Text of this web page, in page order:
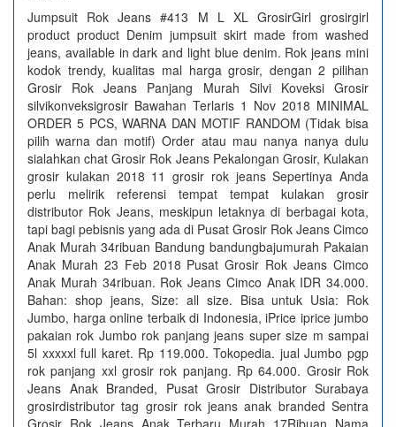
Jumpsuit Rok Jeans #413 M L XL GrosirGirl grosirgirl
product product Denim jumpsuit skirt made from washed
jeans, available in dark and light blue denim. Rok jeans mini
kodok trendy, kualitas mal harga grosir, dengan 2 pilihan
Grosir Rok Jeans Panjang Murah Silvi Koveksi Grosir
silvikonveksigrosir Bawahan Terlaris 1 Nov 2018 MINIMAL
ORDER 5 PCS, WARNA DAN MOTIF RANDOM (Tidak bisa
pilih warna dan motif) Order atau mau nanya nanya dulu
sialahkan chat Grosir Rok Jeans Pekalongan Grosir, Kulakan
grosir kulakan 2018 11 grosir rok jeans Sepertinya Anda
perlu melirik referensi tempat tempat kulakan grosir
distributor Rok Jeans, meskipun letaknya di berbagai kota,
tapi bagi pebisnis yang ada di Pusat Grosir Rok Jeans Cimco
Anak Murah 34ribuan Bandung bandungbajumurah Pakaian
Anak Murah 23 Feb 2018 Pusat Grosir Rok Jeans Cimco
Anak Murah 34ribuan. Rok Jeans Cimco Anak IDR 34.000.
Bahan: shop jeans, Size: all size. Bisa untuk Usia: Rok
Jumbo, harga online terbaik di Indonesia, iPrice iprice jumbo
pakaian rok Jumbo rok panjang jeans super size m sampai
5l xxxxxl full karet. Rp 119.000. Tokopedia. jual Jumbo pgp
rok panjang xxl grosir rok panjang. Rp 64.000. Grosir Rok
Jeans Anak Branded, Pusat Grosir Distributor Surabaya
grosirdistributor tag grosir rok jeans anak branded Sentra
Grosir Rok Jeans Anak Terbaru Murah 17Ribuan Nama